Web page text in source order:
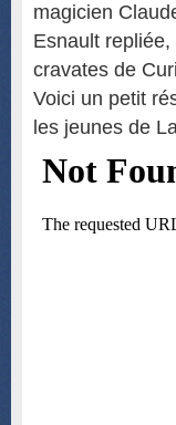
magicien
Esnault
cravates de
Voici un petit
les jeunes de